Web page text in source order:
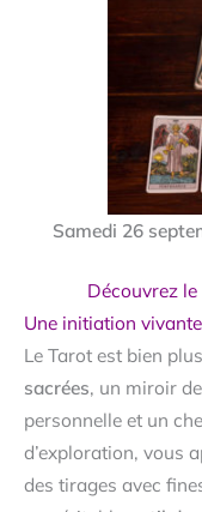
Samedi 26
Découvrez
Une initiation
Le Tarot est bien
sacrées, un miroir
personnelle et un
d’exploration, vous
des tirages avec